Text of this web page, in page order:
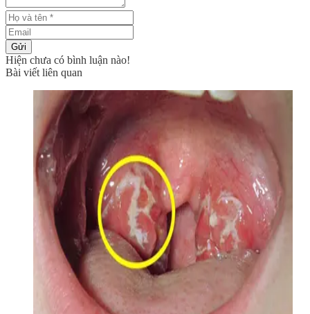
Gửi
Hiện chưa có bình luận nào!
Bài viết liên quan